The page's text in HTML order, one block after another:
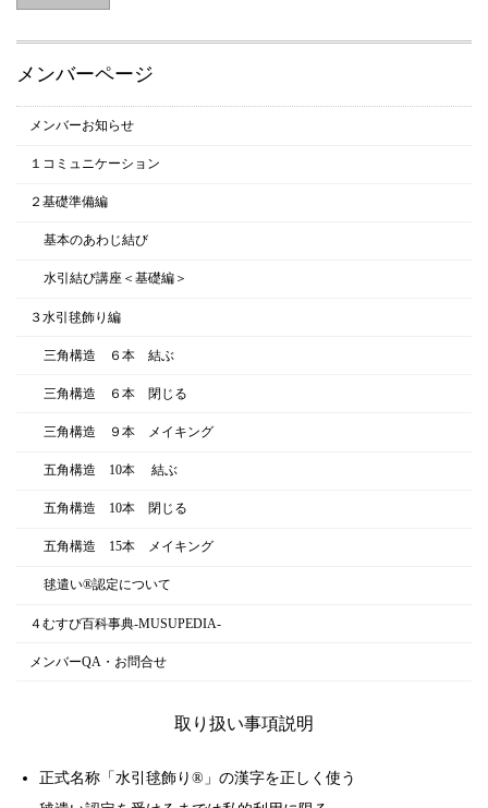
メンバーページ
メンバーお知らせ
１コミュニケーション
２基礎準備編
基本のあわじ結び
水引結び講座＜基礎編＞
３水引毬飾り編
三角構造 ６本 結ぶ
三角構造 ６本 閉じる
三角構造 ９本 メイキング
五角構造 10本 結ぶ
五角構造 10本 閉じる
五角構造 15本 メイキング
毬遣い®︎認定について
４むすび百科事典-MUSUPEDIA-
メンバーQA・お問合せ
取り扱い事項説明
正式名称「 水引毬飾り ®」の漢字を正しく使う